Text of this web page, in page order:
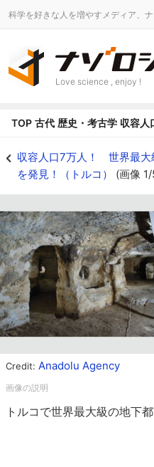
科学を好きな人を増やすメディア、ナ
Love science , enjoy !
TOP 古代 歴史・考古学 収容人
収容人口7万人！ 世界最大
を発見！（トルコ） (画像
Credit: Anadolu Agency
トルコで世界最大級の地下